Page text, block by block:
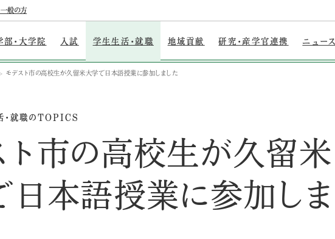
一般の方
部・大学院 入試 学生生活・就職 地域貢献 研究・産学官連携 ニュース
モデスト市の高校生が久留米大学で日本語授業に参加しました
・就職のTOPICS
ト市の高校生が久留米
日本語授業に参加しま